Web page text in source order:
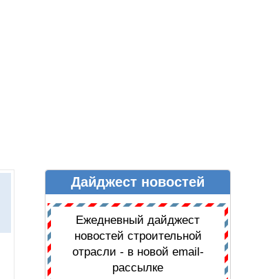
ДАЙДЖЕСТ НОВОСТЕЙДайджест новостей
Ежедневный дайджест
новостей строительной
отрасли - в новой email-
рассылке